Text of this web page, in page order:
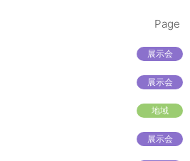
Page
展示会
展示会
地域
展示会